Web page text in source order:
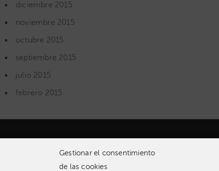
Gestionar el consentimiento
de las cookies
diciembre 2015
noviembre 2015
octubre 2015
septiembre 2015
julio 2015
febrero 2015